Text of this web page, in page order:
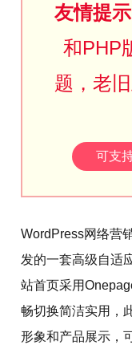
友情提示
和PHP
题，老
可支
WordPress网络营
发的一套高级自适
站首页采用
畅切换简洁实用，
形象和产品展示，